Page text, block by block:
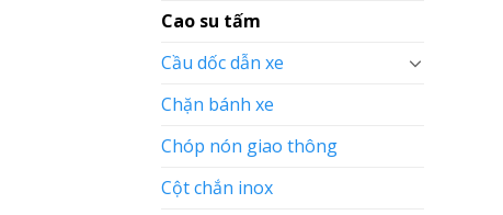
Cao su tấm
Cầu dốc dẫn xe
Chặn bánh xe
Chóp nón giao thông
Cột chắn inox